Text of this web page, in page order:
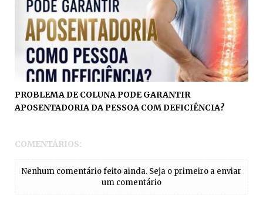
PROBLEMA DE COLUNA PODE GARANTIR
APOSENTADORIA DA PESSOA COM DEFICIÊNCIA?
COMENTÁRIOS:
Nenhum comentário feito ainda. Seja o primeiro a enviar
um comentário